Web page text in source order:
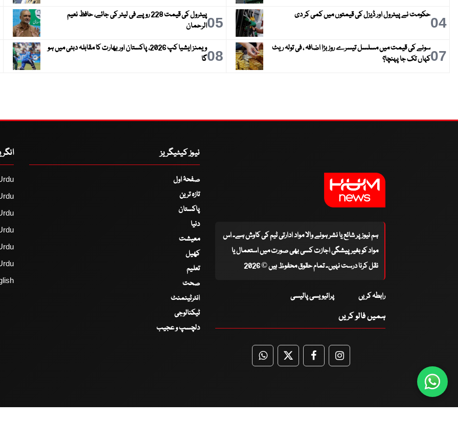
04حکومت نے پیٹرول اور ڈیزل کی قیمتوں میں کمی کر دی 05
پیٹرول کی قیمت 228 روپے فی لیٹر کی جائے، حافظ نعیم
الرحمان
07سونے کی قیمت میں مسلسل تیسرے روز بڑا اضافہ ، فی تولہ ریٹ
کہاں تک جا پہنچا؟
08
ویمنز ایشیا کپ 2026، پاکستان اور بھارت کا مقابلہ دبئی میں ہو
گا
ہم نیوز پر شائع یا نشر ہونے والا مواد ادارتی ٹیم کی کاوش ہے۔ اس
مواد کو بغیر پیشگی اجازت کسی بھی صورت میں استعمال یا
نقل کرنا درست نہیں۔ تمام حقوق محفوظ ہیں © 2026
رابطہ کریں پرائیویسی پالیسی
ہمیں فالو کریں
WhatsApp
TwitterFacebookFacebook
نیوز کیٹیگریز
صفحۂ اول
تازہ ترین
پاکستان
دنیا
معیشت
کھیل
تعلیم
صحت
انٹرٹینمنٹ
ٹیکنالوجی
دلچسپ و عجیب